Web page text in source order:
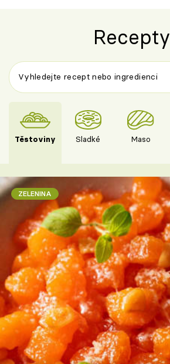
Recepty
Těstoviny Sladké Maso
ZELENINA